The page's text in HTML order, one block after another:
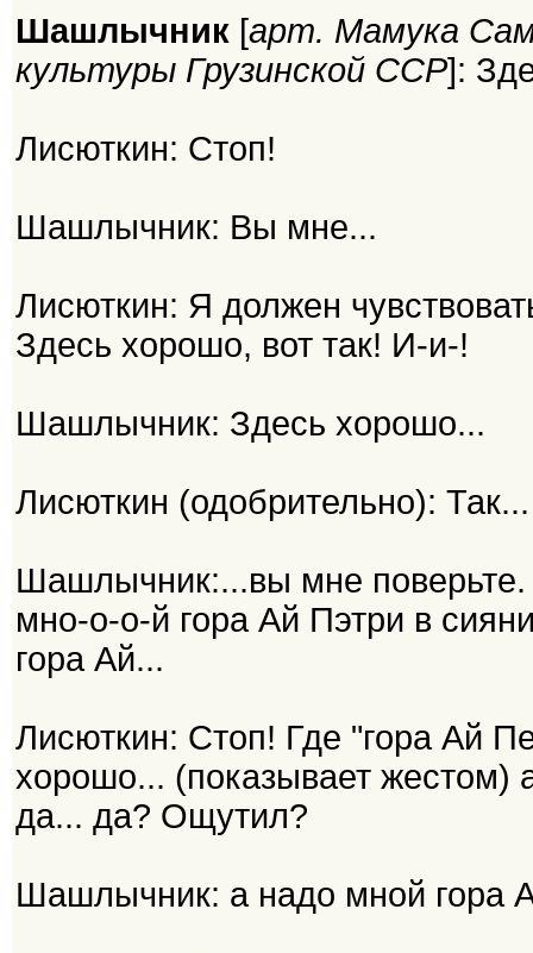
Шашлычник[арт. Мамука
культуры Грузинской ССР]:
Лисюткин: Стоп!
Шашлычник: Вы мне...
Лисюткин: Я должен
Здесь хорошо, вот так! И-и-!
Шашлычник: Здесь хорошо...
Лисюткин (одобрительно): Так...
Шашлычник:...вы мне
мно-о-о-й гора Ай Пэтри в
гора Ай...
Лисюткин: Стоп! Где "гора Ай
хорошо... (показывает жестом)
да... да? Ощутил?
Шашлычник: а надо мной гора